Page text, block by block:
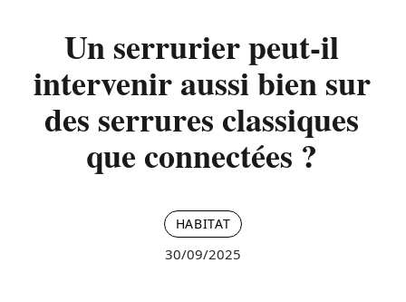
Un serrurier peut-il
intervenir aussi bien sur
des serrures classiques
que connectées ?
HABITAT
30/09/2025